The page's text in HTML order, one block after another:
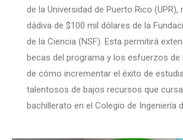
de la Universidad de Puerto Rico (UPR),
dádiva de $100 mil dólares de la
de la Ciencia (NSF). Esta permitirá
becas del programa y los esfuerzos de
de cómo incrementar el éxito de
talentosos de bajos recursos que
bachillerato en el Colegio de Ingeniería